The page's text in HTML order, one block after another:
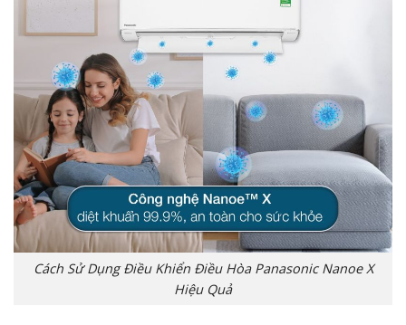
Cách Sử Dụng Điều Khiển Điều Hòa Panasonic Nanoe X
Hiệu Quả